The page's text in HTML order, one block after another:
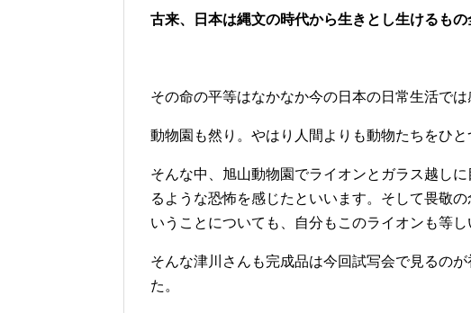
古来、日本は縄文の時代から生きとし生けるもの
その命の平等はなかなか今の日本の日常生活では
動物園も然り。やはり人間よりも動物たちをひと
そんな中、旭山動物園でライオンとガラス越し
るような恐怖を感じたといいます。そして畏敬
いうことについても、自分もこのライオンも等し
そんな津川さんも完成品は今回試写会で見るの
た。